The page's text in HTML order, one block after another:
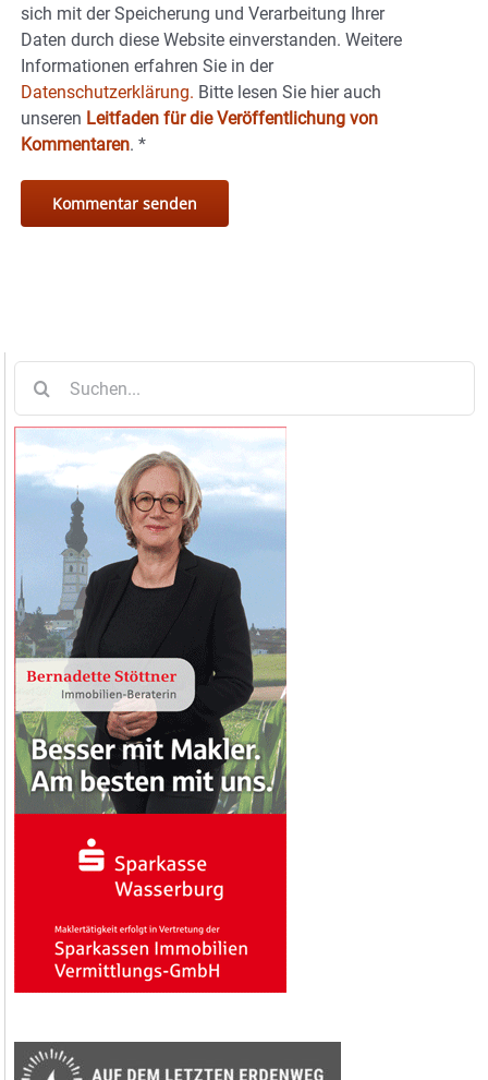
sich mit der Speicherung und Verarbeitung Ihrer
Daten durch diese Website einverstanden. Weitere
Informationen erfahren Sie in der
Datenschutzerklärung. Bitte lesen Sie hier auch
unseren Leitfaden für die Veröffentlichung von
Kommentaren. *
nach: